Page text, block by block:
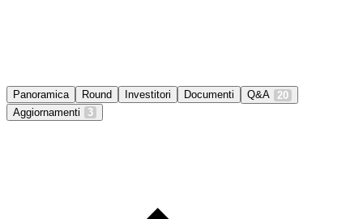
Panoramica Round Investitori Documenti Q&A
20
Aggiornamenti
3